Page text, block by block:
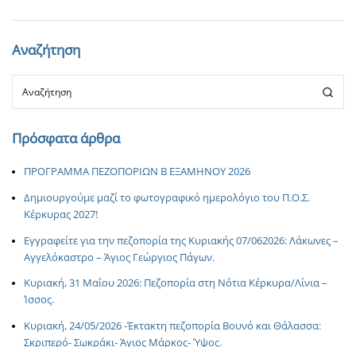
Αναζήτηση
Πρόσφατα άρθρα
ΠΡΟΓΡΑΜΜΑ ΠΕΖΟΠΟΡΙΩΝ Β ΕΞΑΜΗΝΟΥ 2026
Δημιουργούμε μαζί το φωτογραφικό ημερολόγιο του Π.Ο.Σ.
Κέρκυρας 2027!
Εγγραφείτε για την πεζοπορία της Κυριακής 07/062026: Λάκωνες –
Αγγελόκαστρο – Άγιος Γεώργιος Πάγων.
Κυριακή, 31 Μαΐου 2026: Πεζοπορία στη Νότια Κέρκυρα/Λίνια –
Ίσσος.
Κυριακή, 24/05/2026 -Έκτακτη πεζοπορία Βουνό και Θάλασσα:
Σκριπερό- Σωκράκι- Άγιος Μάρκος- Ύψος.